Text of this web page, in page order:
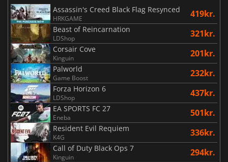
Assassin's Creed Black Flag Resynced
HRKGAME 419kr.
Beast of Reincarnation
LDShop 321kr.
Corsair Cove
Kinguin 201kr.
Palworld
Game Boost 232kr.
Forza Horizon 6
LDShop 437kr.
EA SPORTS FC 27
Eneba 501kr.
Resident Evil Requiem
K4G 336kr.
Call of Duty Black Ops 7
Kinguin 294kr.